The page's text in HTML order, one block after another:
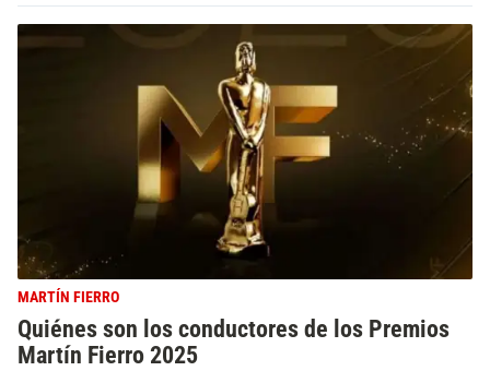
MARTÍN FIERRO
Quiénes son los conductores de los Premios
Martín Fierro 2025